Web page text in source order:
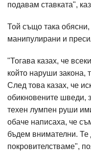
подавам ставката",
Той също така
манипулирани и
"Тогава казах, че
който наруши закона,
След това казах, че
обикновените шведи,
техен лумпен руши
обаче написаха, че
бъдем внимателни. Те
покровителстваме",